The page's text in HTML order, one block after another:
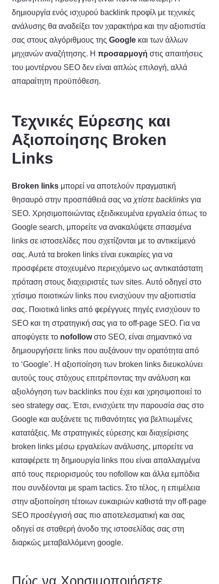
δημιουργία ενός ισχυρού backlink προφίλ με τεχνικές
ανάλυσης θα αναδείξει τον χαρακτήρα και την αξιοπιστία
σας στους αλγόριθμους της Google και των άλλων
μηχανών αναζήτησης. Η προσαρμογή στις απαιτήσεις
του μοντέρνου SEO δεν είναι απλώς επιλογή, αλλά
απαραίτητη προϋπόθεση.
Τεχνικές Εύρεσης και
Αξιοποίησης Broken
Links
Broken links μπορεί να αποτελούν πραγματική
θησαυρό στην προσπάθειά σας να χτίστε backlinks για
SEO. Χρησιμοποιώντας εξειδικευμένα εργαλεία όπως το
Google search, μπορείτε να ανακαλύψετε σπασμένα
links σε ιστοσελίδες που σχετίζονται με το αντικείμενό
σας. Αυτά τα broken links είναι ευκαιρίες για να
προσφέρετε στοχευμένο περιεχόμενο ως αντικατάστατη
πρόταση στους διαχειριστές των sites. Αυτό οδηγεί στο
χτίσιμο ποιοτικών links που ενισχύουν την αξιοπιστία
σας. Ποιοτικά links από φερέγγυες πηγές ενισχύουν το
SEO και τη στρατηγική σας για το off-page SEO. Για να
αποφύγετε το nofollowστο SEO, είναι σημαντικό να
δημιουργήσετε links που αυξάνουν την ορατότητα από
το ‘Google’. Η αξιοποίηση των broken links διευκολύνει
αυτούς τους στόχους επιτρέποντας την ανάλυση και
αξιολόγηση των backlinks που έχει και χρησιμοποιεί το
seo strategy σας. Έτσι, ενισχύετε την παρουσία σας στο
Google και αυξάνετε τις πιθανότητες για βελτιωμένες
κατατάξεις. Με στρατηγικές εύρεσης και διαχείρισης
broken links μέσω εργαλείων ανάλυσης, μπορείτε να
καταφέρετε τη δημιουργία links που είναι απαλλαγμένα
από τους περιορισμούς του nofollow και άλλα εμπόδια
που συνδέονται με spam tactics. Στο τέλος, η επιμέλεια
στην αξιοποίηση τέτοιων ευκαιριών καθιστά την off-page
SEO προσέγγισή σας πιο αποτελεσματική και σας
οδηγεί σε σταθερή άνοδο της ιστοσελίδας σας στη
διαρκώς μεταβαλλόμενη google.